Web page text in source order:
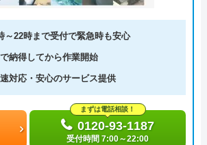
～22時まで受付で緊急時も安心
納得してから作業開始
対応・安心のサービス提供
まずは電話相談！
0120-93-1187
受付時間 7:00～22:00